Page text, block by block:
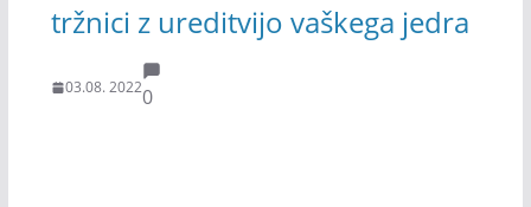
tržnici z ureditvijo vaškega jedra
03.08. 20220